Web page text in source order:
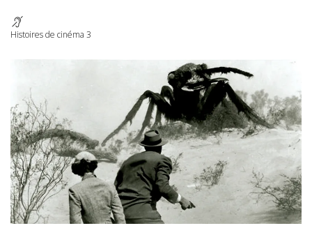
Histoires de cinéma 3